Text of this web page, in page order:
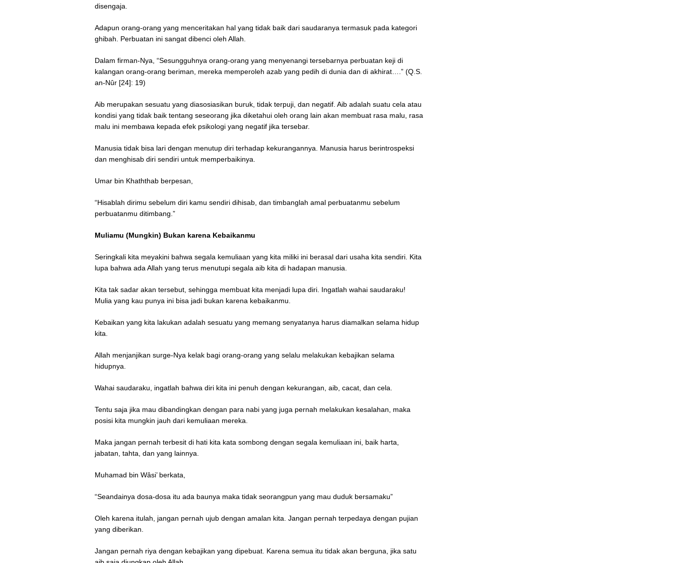
disengaja.
Adapun orang-orang yang menceritakan hal yang tidak baik dari saudaranya termasuk pada kategori
ghibah. Perbuatan ini sangat dibenci oleh Allah.
Dalam firman-Nya, “Sesungguhnya orang-orang yang menyenangi tersebarnya perbuatan keji di
kalangan orang-orang beriman, mereka memperoleh azab yang pedih di dunia dan di akhirat….” (Q.S.
an-Nûr [24]: 19)
Aib merupakan sesuatu yang diasosiasikan buruk, tidak terpuji, dan negatif. Aib adalah suatu cela atau
kondisi yang tidak baik tentang seseorang jika diketahui oleh orang lain akan membuat rasa malu, rasa
malu ini membawa kepada efek psikologi yang negatif jika tersebar.
Manusia tidak bisa lari dengan menutup diri terhadap kekurangannya. Manusia harus berintrospeksi
dan menghisab diri sendiri untuk memperbaikinya.
Umar bin Khaththab berpesan,
“Hisablah dirimu sebelum diri kamu sendiri dihisab, dan timbanglah amal perbuatanmu sebelum
perbuatanmu ditimbang.”
Muliamu (Mungkin) Bukan karena Kebaikanmu
Seringkali kita meyakini bahwa segala kemuliaan yang kita miliki ini berasal dari usaha kita sendiri. Kita
lupa bahwa ada Allah yang terus menutupi segala aib kita di hadapan manusia.
Kita tak sadar akan tersebut, sehingga membuat kita menjadi lupa diri. Ingatlah wahai saudaraku!
Mulia yang kau punya ini bisa jadi bukan karena kebaikanmu.
Kebaikan yang kita lakukan adalah sesuatu yang memang senyatanya harus diamalkan selama hidup
kita.
Allah menjanjikan surge-Nya kelak bagi orang-orang yang selalu melakukan kebajikan selama
hidupnya.
Wahai saudaraku, ingatlah bahwa diri kita ini penuh dengan kekurangan, aib, cacat, dan cela.
Tentu saja jika mau dibandingkan dengan para nabi yang juga pernah melakukan kesalahan, maka
posisi kita mungkin jauh dari kemuliaan mereka.
Maka jangan pernah terbesit di hati kita kata sombong dengan segala kemuliaan ini, baik harta,
jabatan, tahta, dan yang lainnya.
Muhamad bin Wâsi’ berkata,
“Seandainya dosa-dosa itu ada baunya maka tidak seorangpun yang mau duduk bersamaku”
Oleh karena itulah, jangan pernah ujub dengan amalan kita. Jangan pernah terpedaya dengan pujian
yang diberikan.
Jangan pernah riya dengan kebajikan yang dipebuat. Karena semua itu tidak akan berguna, jika satu